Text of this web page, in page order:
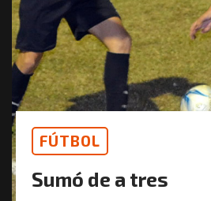
FÚTBOL
Sumó de a tres